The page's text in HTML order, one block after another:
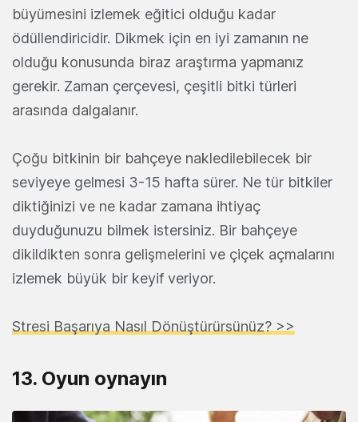
büyümesini izlemek eğitici olduğu kadar
ödüllendiricidir. Dikmek için en iyi zamanın ne
olduğu konusunda biraz araştırma yapmanız
gerekir. Zaman çerçevesi, çeşitli bitki türleri
arasında dalgalanır.
Çoğu bitkinin bir bahçeye nakledilebilecek bir
seviyeye gelmesi 3-15 hafta sürer. Ne tür bitkiler
diktiğinizi ve ne kadar zamana ihtiyaç
duyduğunuzu bilmek istersiniz. Bir bahçeye
dikildikten sonra gelişmelerini ve çiçek açmalarını
izlemek büyük bir keyif veriyor.
Stresi Başarıya Nasıl Dönüştürürsünüz? >>
13. Oyun oynayın